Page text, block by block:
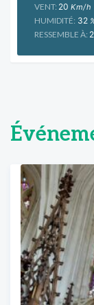
VENT: 20 Km/h
HUMIDITÉ: 32
RESSEMBLE À: